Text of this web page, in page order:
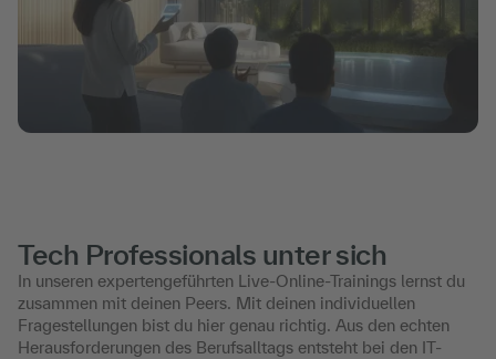
Tech Professionals unter sich
In unseren expertengeführten Live-Online-Trainings lernst du
zusammen mit deinen Peers. Mit deinen individuellen
Fragestellungen bist du hier genau richtig. Aus den echten
Herausforderungen des Berufsalltags entsteht bei den IT-